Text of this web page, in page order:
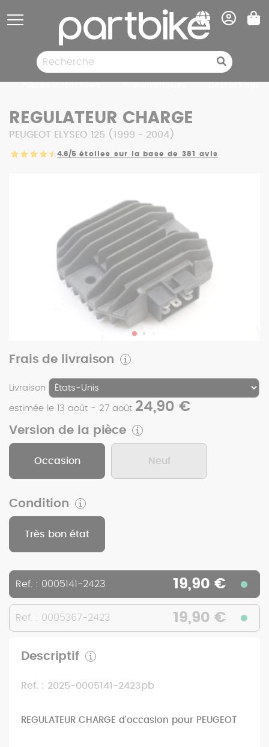
REGULATEUR CHARGE
PEUGEOT ELYSEO 125 (1999 - 2004)
4.6/5 étoiles sur la base de 381 avis
Frais de livraison
Livraison
estimée le 13 août - 27 août 24,90 €
Version de la pièce
Occasion Neuf
Condition
Très bon état
Ref. : 0005141-2423 19,90 €
Ref. : 0005367-2423 19,90 €
Descriptif
Ref. : 2025-0005141-2423pb
REGULATEUR CHARGE d'occasion pour PEUGEOT